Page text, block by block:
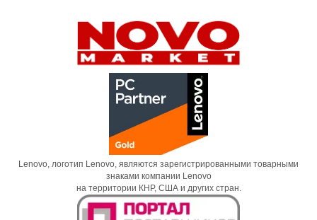
Lenovo, логотип Lenovo, являются зарегистрированными товарными
знаками компании Lenovo
на территории КНР, США и других стран.